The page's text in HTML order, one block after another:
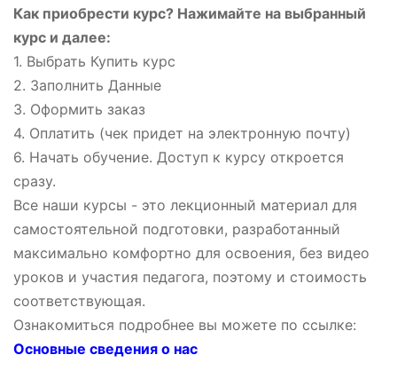
Как приобрести курс? Нажимайте на выбранный
курс и далее:
1. Выбрать Купить курс
2. Заполнить Данные
3. Оформить заказ
4. Оплатить (чек придет на электронную почту)
6. Начать обучение. Доступ к курсу откроется
сразу.
Все наши курсы - это лекционный материал для
самостоятельной подготовки, разработанный
максимально комфортно для освоения, без видео
уроков и участия педагога, поэтому и стоимость
соответствующая.
Ознакомиться подробнее вы можете по ссылке:
Основные сведения о нас